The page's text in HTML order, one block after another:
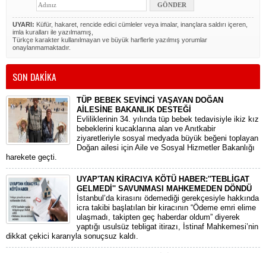
UYARI: Küfür, hakaret, rencide edici cümleler veya imalar, inançlara saldırı içeren,
imla kuralları ile yazılmamış,
Türkçe karakter kullanılmayan ve büyük harflerle yazılmış yorumlar
onaylanmamaktadır.
SON DAKİKA
TÜP BEBEK SEVİNCİ YAŞAYAN DOĞAN
AİLESİNE BAKANLIK DESTEĞİ
​Evliliklerinin 34. yılında tüp bebek tedavisiyle ikiz kız
bebeklerini kucaklarına alan ve Anıtkabir
ziyaretleriyle sosyal medyada büyük beğeni toplayan
Doğan ailesi için Aile ve Sosyal Hizmetler Bakanlığı
harekete geçti.
UYAP'TAN KİRACIYA KÖTÜ HABER:''TEBLİGAT
GELMEDİ'' SAVUNMASI MAHKEMEDEN DÖNDÜ
​İstanbul’da kirasını ödemediği gerekçesiyle hakkında
icra takibi başlatılan bir kiracının “Ödeme emri elime
ulaşmadı, takipten geç haberdar oldum” diyerek
yaptığı usulsüz tebligat itirazı, İstinaf Mahkemesi’nin
dikkat çekici kararıyla sonuçsuz kaldı.